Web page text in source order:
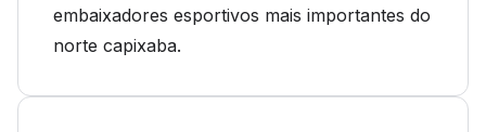
embaixadores esportivos mais importantes do
norte capixaba.